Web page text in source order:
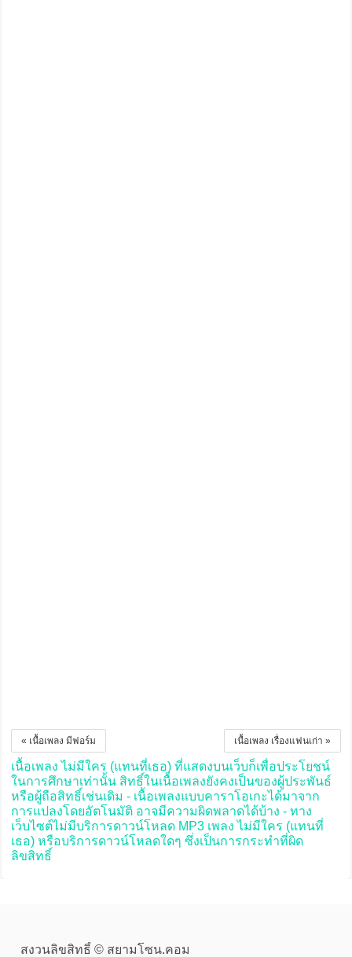
เนื้อเพลง เรื่องแฟนเก่า »
« เนื้อเพลง มีฟอร์ม
เนื้อเพลง ไม่มีใคร (แทนที่เธอ) ที่แสดงบนเว็บก็เพื่อประโยชน์
ในการศึกษาเท่านั้น สิทธิ์ในเนื้อเพลงยังคงเป็นของผู้ประพันธ์
หรือผู้ถือสิทธิ์เช่นเดิม - เนื้อเพลงแบบคาราโอเกะได้มาจาก
การแปลงโดยอัตโนมัติ อาจมีความผิดพลาดได้บ้าง - ทาง
เว็บไซต์ไม่มีบริการดาวน์โหลด MP3 เพลง ไม่มีใคร (แทนที่
เธอ) หรือบริการดาวน์โหลดใดๆ ซึ่งเป็นการกระทำที่ผิด
ลิขสิทธิ์
สงวนลิขสิทธิ์ © สยามโซน.คอม